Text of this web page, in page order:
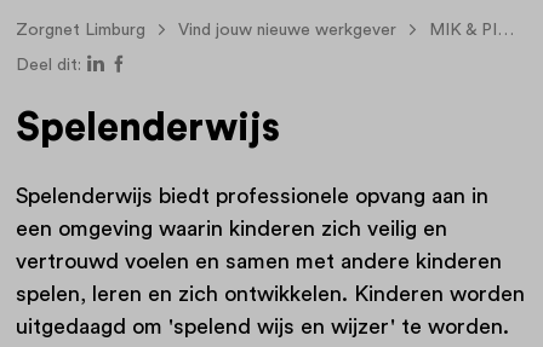
Zorgnet Limburg Vind jouw nieuwe werkgever MIK & PIW Groep
Deel dit:
Spelenderwijs
Spelenderwijs biedt professionele opvang aan in
een omgeving waarin kinderen zich veilig en
vertrouwd voelen en samen met andere kinderen
spelen, leren en zich ontwikkelen. Kinderen worden
uitgedaagd om 'spelend wijs en wijzer' te worden.